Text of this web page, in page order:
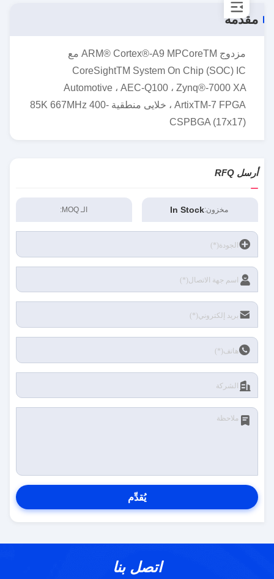
مقدمة
مزدوج ARM® Cortex®-A9 MPCoreTM مع
CoreSightTM System On Chip (SOC) IC
Automotive ، AEC-Q100 ، Zynq®-7000 XA
ArtixTM-7 FPGA ، خلايى منطقية 85K 667MHz 400-
CSPBGA (17x17)
أرسل RFQ
مخزون:In Stock الـ MOQ:
يُقدِّم
اتصل بنا